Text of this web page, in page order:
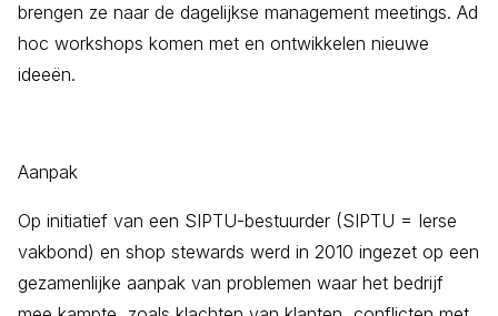
brengen ze naar de dagelijkse management meetings. Ad
hoc workshops komen met en ontwikkelen nieuwe
ideeën.
Aanpak
Op initiatief van een SIPTU-bestuurder (SIPTU = Ierse
vakbond) en shop stewards werd in 2010 ingezet op een
gezamenlijke aanpak van problemen waar het bedrijf